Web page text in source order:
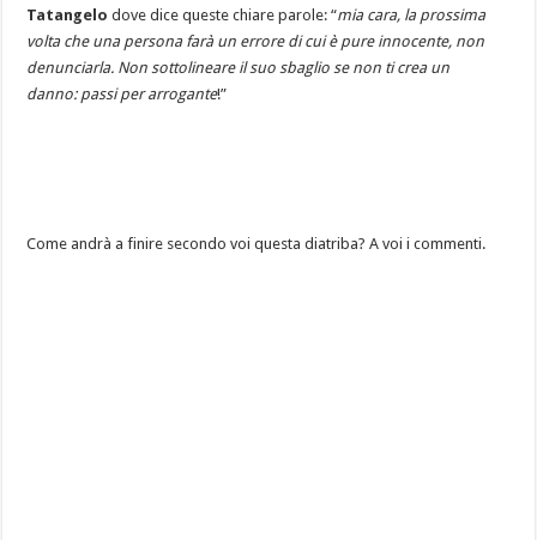
Tatangelo dove dice queste chiare parole: “mia cara, la prossima
volta che una persona farà un errore di cui è pure innocente, non
denunciarla. Non sottolineare il suo sbaglio se non ti crea un
danno: passi per arrogante!”
Come andrà a finire secondo voi questa diatriba? A voi i commenti.